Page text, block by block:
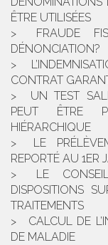
ÊTRE UTILISÉES
FRAUDE
DÉNONCIATION?
CONTRAT
UN TEST
PEUT ÊTRE
HIÉRARCHIQUE
LE
REPORTÉ AU 1ER
LE
DISPOSITIONS
TRAITEMENTS
CALCUL DE
DE MALADIE